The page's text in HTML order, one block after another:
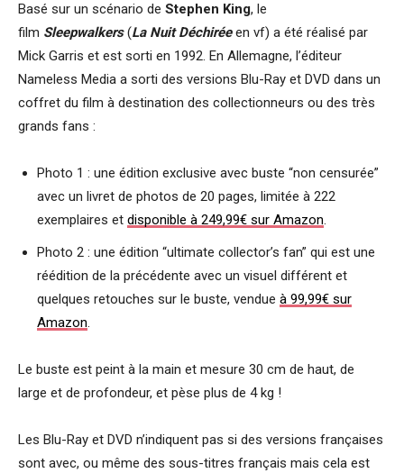
Basé sur un scénario de Stephen King, le
film Sleepwalkers(La Nuit Déchiréeen vf) a été réalisé par
Mick Garris et est sorti en 1992. En Allemagne, l’éditeur
Nameless Media a sorti des versions Blu-Ray et DVD dans un
coffret du film à destination des collectionneurs ou des très
grands fans :
Photo 1 : une édition exclusive avec buste “non censurée”
avec un livret de photos de 20 pages, limitée à 222
exemplaires et disponible à 249,99€ sur Amazon.
Photo 2 : une édition “ultimate collector’s fan” qui est une
réédition de la précédente avec un visuel différent et
quelques retouches sur le buste, vendue à 99,99€ sur
Amazon.
Le buste est peint à la main et mesure 30 cm de haut, de
large et de profondeur, et pèse plus de 4 kg !
Les Blu-Ray et DVD n’indiquent pas si des versions françaises
sont avec, ou même des sous-titres français mais cela est